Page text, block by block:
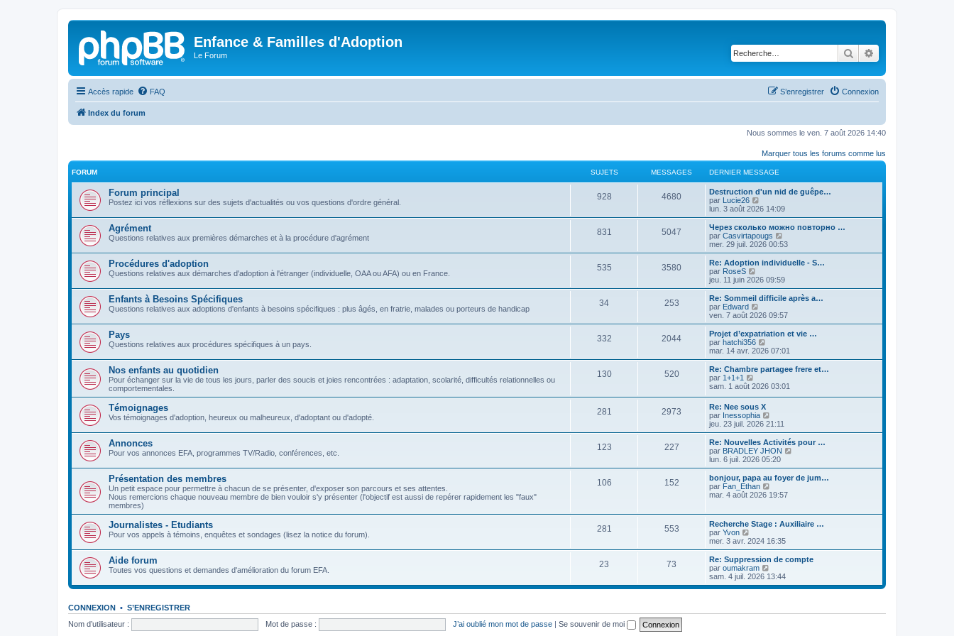
Enfance & Familles d'Adoption
Le Forum Rechercher
Accès rapide FAQ Connexion
S’enregistrer
Index du forum
Nous sommes le ven. 7 août 2026 14:40
Marquer tous les forums comme lus
FORUM SUJETS MESSAGES DERNIER MESSAGE
Forum principal
Postez ici vos réflexions sur des sujets d'actualités ou vos questions d'ordre général.
928 4680
Destruction d'un nid de guêpe…
par Lucie26
o
i
r
l
e
e
r
n
i
r
e
s
s
a
g
e
lun. 3 août 2026 14:09
Agrément
Questions relatives aux premières démarches et à la procédure d'agrément
831 5047
Через сколько можно повторно …
par Casvirtapougs
o
i
r
e
r
n
i
r
e
s
s
g
e
mer. 29 juil. 2026 00:53
Procédures d'adoption
Questions relatives aux démarches d'adoption à l'étranger (individuelle, OAA ou AFA) ou en France.
535 3580
Re: Adoption individuelle - S…
par RoseS
o
i
r
l
e
e
r
n
i
r
e
s
s
a
g
e
jeu. 11 juin 2026 09:59
Enfants à Besoins Spécifiques
Questions relatives aux adoptions d'enfants à besoins spécifiques : plus âgés, en fratrie, malades ou porteurs de handicap
34 253
Re: Sommeil difficile après a…
par Edward
o
i
r
l
e
r
n
i
e
r
m
e
s
s
a
g
e
ven. 7 août 2026 09:57
Pays
Questions relatives aux procédures spécifiques à un pays.
332 2044
Projet d’expatriation et vie …
par hatchi356
o
i
r
e
e
n
i
e
r
m
e
s
s
a
g
mar. 14 avr. 2026 07:01
Nos enfants au quotidien
Pour échanger sur la vie de tous les jours, parler des soucis et joies rencontrées : adaptation, scolarité, difficultés relationnelles ou
comportementales.
130 520
Re: Chambre partagee frere et…
par 1+1+1
o
l
e
d
e
r
n
i
e
r
m
e
s
a
e
sam. 1 août 2026 03:01
Témoignages
Vos témoignages d'adoption, heureux ou malheureux, d'adoptant ou d'adopté.
281 2973
Re: Nee sous X
par Inessophia
o
i
r
l
e
r
n
i
r
m
s
s
a
e
jeu. 23 juil. 2026 21:11
Annonces
Pour vos annonces EFA, programmes TV/Radio, conférences, etc.
123 227
Re: Nouvelles Activités pour …
par BRADLEY JHON
i
r
n
r
m
s
e
lun. 6 juil. 2026 05:20
Présentation des membres
Un petit espace pour permettre à chacun de se présenter, d'exposer son parcours et ses attentes.
Nous remercions chaque nouveau membre de bien vouloir s'y présenter (l'objectif est aussi de repérer rapidement les "faux"
membres)
106 152
bonjour, papa au foyer de jum…
par Fan_Ethan
o
e
d
e
n
e
r
s
mar. 4 août 2026 19:57
Journalistes - Etudiants
Pour vos appels à témoins, enquêtes et sondages (lisez la notice du forum).
281 553
Recherche Stage : Auxiliaire …
par Yvon
o
i
r
l
e
e
i
mer. 3 avr. 2024 16:35
Aide forum
Toutes vos questions et demandes d'amélioration du forum EFA.
23 73
Re: Suppression de compte
par oumakram
o
i
sam. 4 juil. 2026 13:44
CONNEXION • S’ENREGISTRER
Nom d’utilisateur :
Mot de passe : J’ai oublié mon mot de passe | Se souvenir de moi